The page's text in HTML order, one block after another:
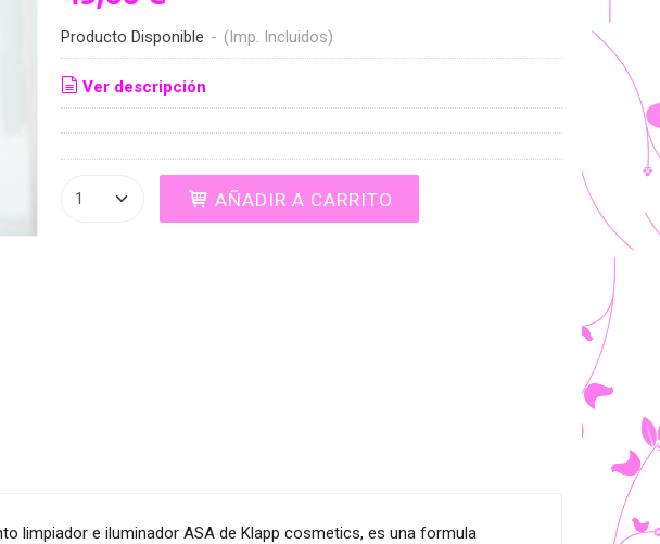
Producto Disponible - (Imp. Incluidos)
Ver descripción
AÑADIR A CARRITO
limpiador e iluminador ASA de Klapp cosmetics, es una formula